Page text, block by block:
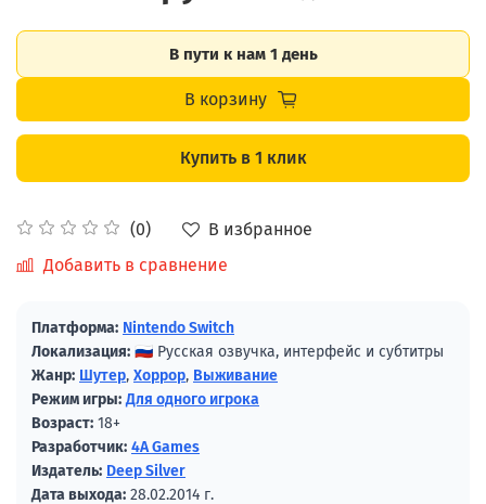
(0)
В избранное
Добавить в сравнение
В пути к нам 1 день
В корзину
Купить в 1 клик
Платформа: Nintendo Switch
Локализация: 🇷🇺 Русская озвучка, интерфейс и субтитры
Жанр: Шутер, Хоррор, Выживание
Режим игры: Для одного игрока
Возраст: 18+
Разработчик: 4A Games
Издатель: Deep Silver
Дата выхода: 28.02.2014 г.